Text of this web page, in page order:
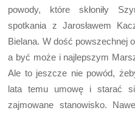
powody, które skłoniły
spotkania z Jarosławem
Bielana. W dość powszechnej
a być może i najlepszym
Ale to jeszcze nie powód,
lata temu umowę i starać
zajmowane stanowisko.